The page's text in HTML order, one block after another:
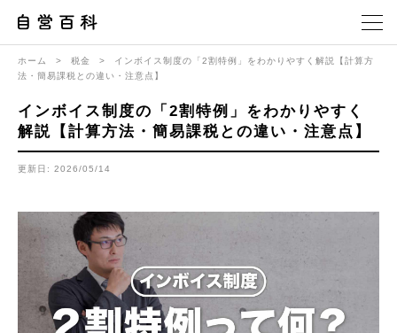
ホーム > 税金 >
インボイス制度の「2割特例」をわかりやすく解説【計算方
法・簡易課税との違い・注意点】
インボイス制度の「2割特例」をわかりやすく
解説【計算方法・簡易課税との違い・注意点】
更新日: 2026/05/14